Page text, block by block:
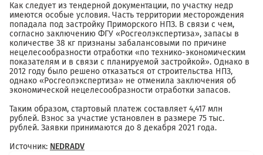
Как следует из тендерной документации, по участку недр
имеются особые условия. Часть территории месторождения
попадала под застройку Приморского НПЗ. В связи с чем,
согласно заключению ФГУ «Росгеолэкспертиза», запасы в
количестве 38 кг признаны забалансовыми по причине
нецелесообразности отработки «по технико-экономическим
показателям и в связи с планируемой застройкой». Однако в
2012 году было решено отказаться от строительства НПЗ,
однако «Росгеолэкспертиза» не отменила заключения об
экономической нецелесообразности отработки запасов.
Таким образом, стартовый платеж составляет 4,417 млн
рублей. Взнос за участие установлен в размере 75 тыс.
рублей. Заявки принимаются до 8 декабря 2021 года.
Источник: NEDRADV